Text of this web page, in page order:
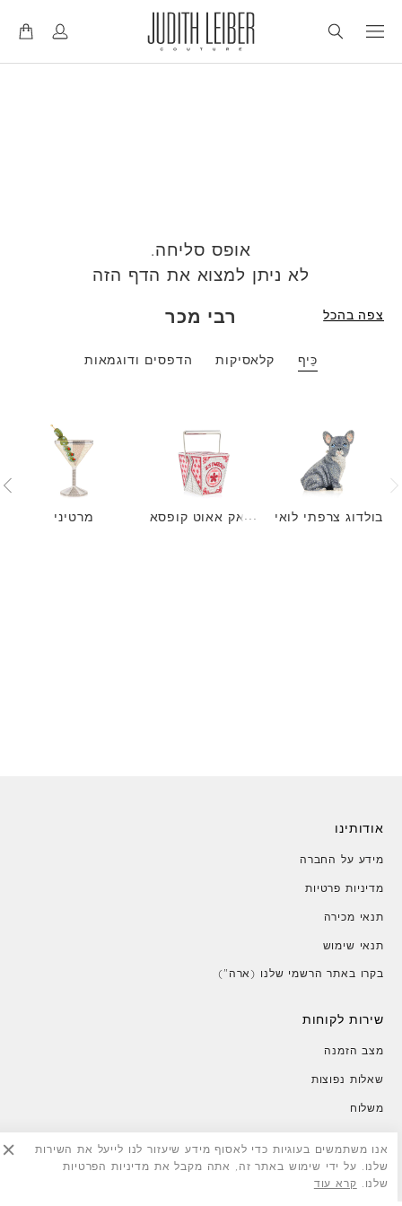
אנו משתמשים בעוגיות כדי לאסוף מידע שיעזור לנו לייעל את השירות
שלנו. על ידי שימוש באתר זה, אתה מקבל את מדיניות הפרטיות
שלנו.
קרא עוד
אופס סליחה.
לא ניתן למצוא את הדף הזה
רבי מכר צפה בהכל
כֵּיף קלאסיקות הדפסים ודוגמאות
מרטיני
טאק אאוט קופסא
בולדוג צרפתי לואי
אודותינו
מידע על החברה
מדיניות פרטיות
תנאי מכירה
תנאי שימוש
בקרו באתר הרשמי שלנו (ארה")
שירות לקוחות
מצב הזמנה
שאלות נפוצות
משלוח
צור קשר